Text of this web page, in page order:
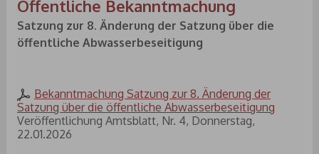
Öffentliche Bekanntmachung
Satzung zur 8. Änderung der Satzung über die
öffentliche Abwasserbeseitigung
Bekanntmachung Satzung zur 8. Änderung der
Satzung über die öffentliche Abwasserbeseitigung
Veröffentlichung Amtsblatt, Nr. 4, Donnerstag,
22.01.2026